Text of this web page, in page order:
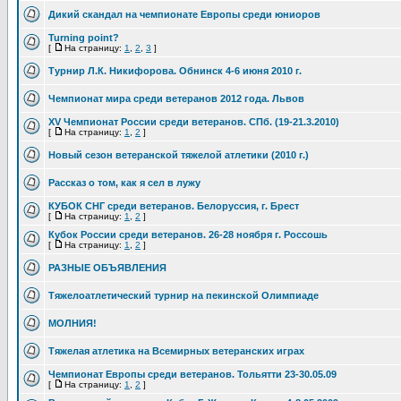
Дикий скандал на чемпионате Европы среди юниоров
Turning point?
[ На страницу: 1 2 3 ]
Турнир Л.К. Никифорова. Обнинск 4-6 июня 2010 г.
Чемпионат мира среди ветеранов 2012 года. Львов
XV Чемпионат России среди ветеранов. СПб. (19-21.3.2010)
[ На страницу: 1 2 ]
Новый сезон ветеранской тяжелой атлетики (2010 г.)
Рассказ о том, как я сел в лужу
КУБОК СНГ среди ветеранов. Белоруссия, г. Брест
[ На страницу: 1 2 ]
Кубок России среди ветеранов. 26-28 ноября г. Россошь
[ На страницу: 1 2 ]
РАЗНЫЕ ОБЪЯВЛЕНИЯ
Тяжелоатлетический турнир на пекинской Олимпиаде
МОЛНИЯ!
Тяжелая атлетика на Всемирных ветеранских играх
Чемпионат Европы среди ветеранов. Тольятти 23-30.05.09
[ На страницу: 1 2 ]